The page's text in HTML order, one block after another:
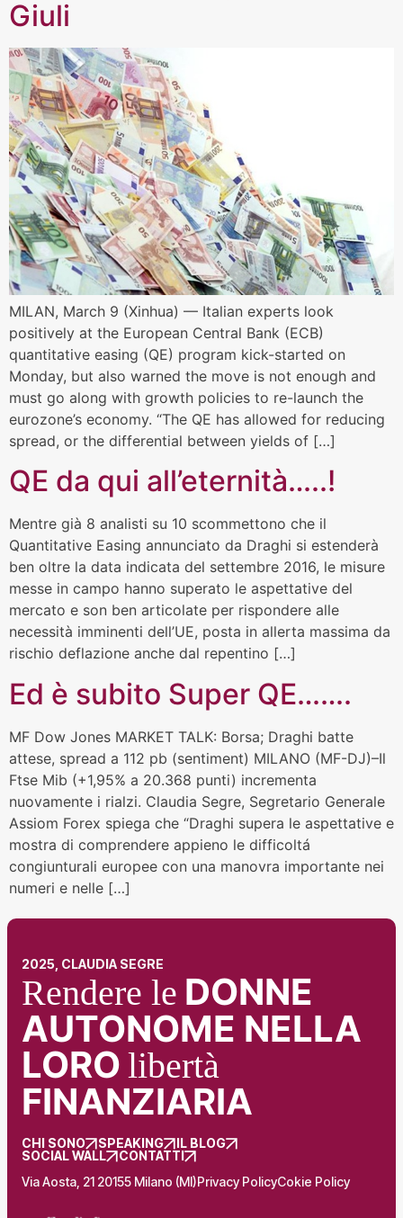
Giuli
MILAN, March 9 (Xinhua) — Italian experts look
positively at the European Central Bank (ECB)
quantitative easing (QE) program kick-started on
Monday, but also warned the move is not enough and
must go along with growth policies to re-launch the
eurozone’s economy. “The QE has allowed for reducing
spread, or the differential between yields of […]
QE da qui all’eternità…..!
Mentre già 8 analisti su 10 scommettono che il
Quantitative Easing annunciato da Draghi si estenderà
ben oltre la data indicata del settembre 2016, le misure
messe in campo hanno superato le aspettative del
mercato e son ben articolate per rispondere alle
necessità imminenti dell’UE, posta in allerta massima da
rischio deflazione anche dal repentino […]
Ed è subito Super QE…….
MF Dow Jones MARKET TALK: Borsa; Draghi batte
attese, spread a 112 pb (sentiment) MILANO (MF-DJ)–Il
Ftse Mib (+1,95% a 20.368 punti) incrementa
nuovamente i rialzi. Claudia Segre, Segretario Generale
Assiom Forex spiega che “Draghi supera le aspettative e
mostra di comprendere appieno le difficoltá
congiunturali europee con una manovra importante nei
numeri e nelle […]
2025, CLAUDIA SEGRE
Rendere le DONNE
AUTONOME NELLA
LORO libertà
FINANZIARIA
CHI SONO SPEAKING
IL BLOG
SOCIAL WALL
CONTATTI
Via Aosta, 21 20155 Milano (MI)Privacy PolicyCokie Policy